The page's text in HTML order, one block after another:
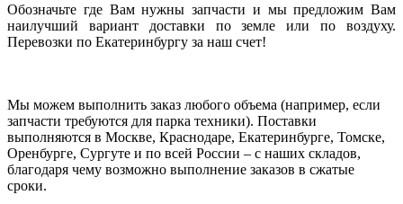
Обозначьте где Вам нужны запчасти и мы предложим Вам
наилучший вариант доставки по земле или по воздуху.
Перевозки по Екатеринбургу за наш счет!
Мы можем выполнить заказ любого объема (например, если
запчасти требуются для парка техники). Поставки
выполняются в Москве, Краснодаре, Екатеринбурге, Томске,
Оренбурге, Сургуте и по всей России – с наших складов,
благодаря чему возможно выполнение заказов в сжатые
сроки.